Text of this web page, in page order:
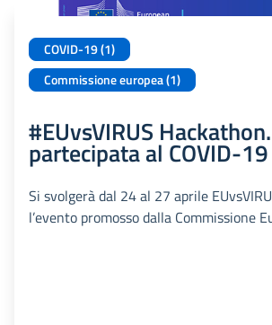
COVID-19 (1)
Commissione europea (1)
#EUvsVIRUS
partecipata al COVID-19
Si svolgerà dal 24 al 27 aprile
l’evento promosso dalla Commissione